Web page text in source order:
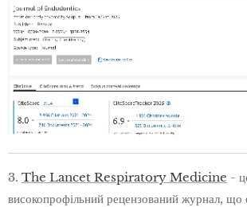
3. The Lancet Respiratory Medicine -
високопрофільний рецензований журнал, що